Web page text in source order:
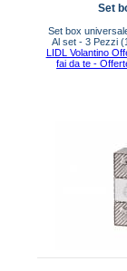
Set
Set box
Al set - 3 Pezzi
LIDL Volantino
fai da te -